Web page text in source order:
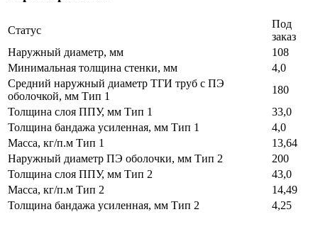
Статус
Под
заказ
Наружный диаметр, мм
108
Минимальная толщина стенки, мм
4,0
Средний наружный диаметр ТГИ труб с ПЭ
оболочкой, мм Тип 1
180
Толщина слоя ППУ, мм Тип 1
33,0
Толщина бандажа усиленная, мм Тип 1
4,0
Масса, кг/п.м Тип 1
13,64
Наружный диаметр ПЭ оболочки, мм Тип 2
200
Толщина слоя ППУ, мм Тип 2
43,0
Масса, кг/п.м Тип 2
14,49
Толщина бандажа усиленная, мм Тип 2
4,25